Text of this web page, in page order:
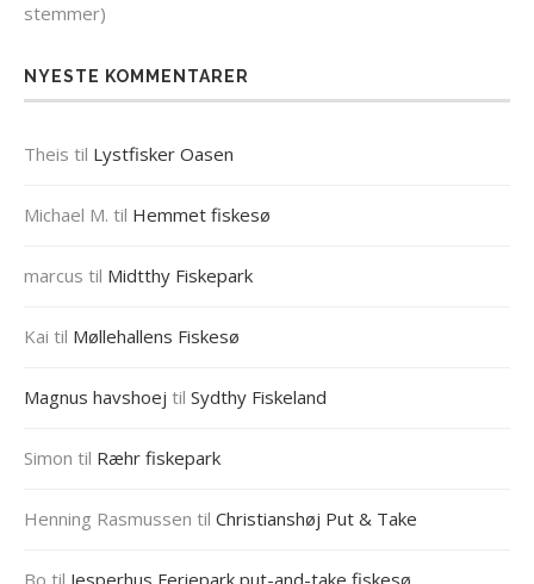
stemmer)
NYESTE KOMMENTARER
Theis til Lystfisker Oasen
Michael M. til Hemmet fiskesø
marcus til Midtthy Fiskepark
Kai til Møllehallens Fiskesø
Magnus havshoej til Sydthy Fiskeland
Simon til Ræhr fiskepark
Henning Rasmussen til Christianshøj Put & Take
Bo til Jesperhus Feriepark put-and-take fiskesø